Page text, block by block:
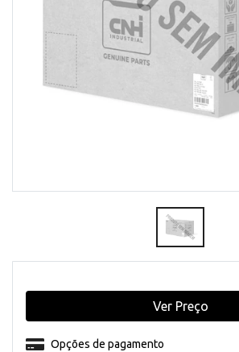
Opções de pagamento
Ver Preço